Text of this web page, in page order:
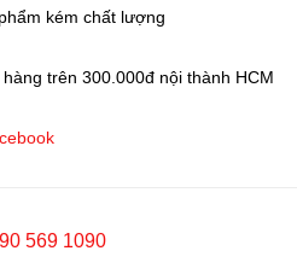
kém chất lượng
trên 300.000đ nội thành HCM
569 1090